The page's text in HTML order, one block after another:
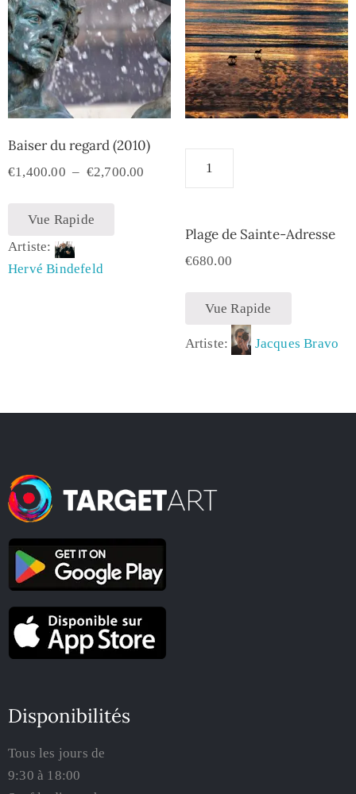
Baiser du regard (2010)
€1,400.00 – €2,700.00
Vue Rapide
Artiste:
Hervé Bindefeld
Plage de Sainte-Adresse
€680.00
Vue Rapide
Artiste: Jacques Bravo
Disponibilités
Tous les jours de
9:30 à 18:00